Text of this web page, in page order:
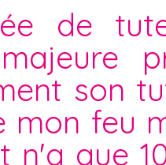
de
son
mon feu
n'a que